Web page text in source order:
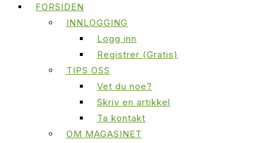
FORSIDEN
INNLOGGING
Logg inn
Registrer (Gratis)
TIPS OSS
Vet du noe?
Skriv en artikkel
Ta kontakt
OM MAGASINET